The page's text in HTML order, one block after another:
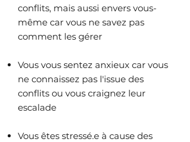
conflits, mais aussi envers vous-
même car vous ne savez pas
comment les gérer
Vous vous sentez anxieux car vous
ne connaissez pas l'issue des
conflits ou vous craignez leur
escalade
Vous êtes stressé.e à cause des